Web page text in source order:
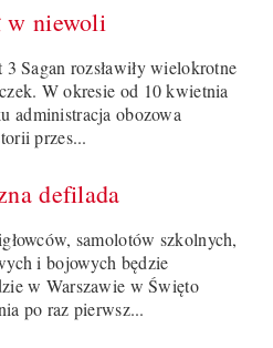
w niewoli
Sagan rozsławiły wielokrotne
W okresie od 10 kwietnia
administracja obozowa
przes...
defilada
samolotów szkolnych,
i bojowych będzie
w Warszawie w Święto
po raz pierwsz...